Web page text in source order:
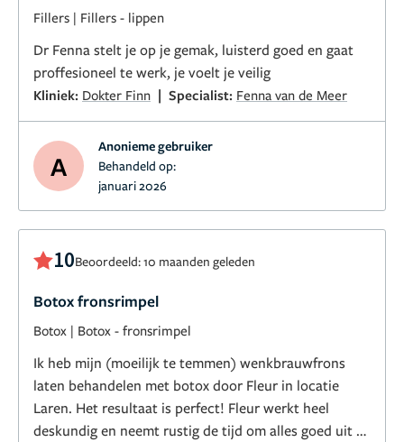
Fillers | Fillers - lippen
Dr Fenna stelt je op je gemak, luisterd goed en gaat
proffesioneel te werk, je voelt je veilig
Kliniek: Dokter Finn | Specialist: Fenna van de Meer
A
Anonieme gebruiker
Behandeld op:
januari 2026
10Beoordeeld: 10 maanden geleden
Botox fronsrimpel
Botox | Botox - fronsrimpel
Ik heb mijn (moeilijk te temmen) wenkbrauwfrons
laten behandelen met botox door Fleur in locatie
Laren. Het resultaat is perfect! Fleur werkt heel
deskundig en neemt rustig de tijd om alles goed uit te